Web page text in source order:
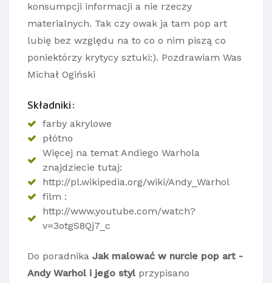
konsumpcji informacji a nie rzeczy
materialnych. Tak czy owak ja tam pop art
lubię bez względu na to co o nim piszą co
poniektórzy krytycy sztuki:). Pozdrawiam Was
Michał Ogiński
Składniki:
farby akrylowe
płótno
Więcej na temat Andiego Warhola
znajdziecie tutaj:
http://pl.wikipedia.org/wiki/Andy_Warhol
film :
http://www.youtube.com/watch?
v=3otgS8Qj7_c
Do poradnika Jak malować w nurcie pop art -
Andy Warhol i jego stylprzypisano